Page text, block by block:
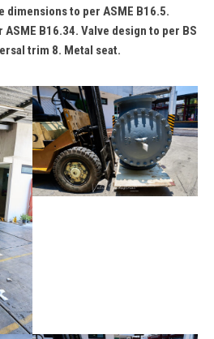
dimensions to per ASME B16.5.
B16.34. Valve design to per BS
trim 8. Metal seat.